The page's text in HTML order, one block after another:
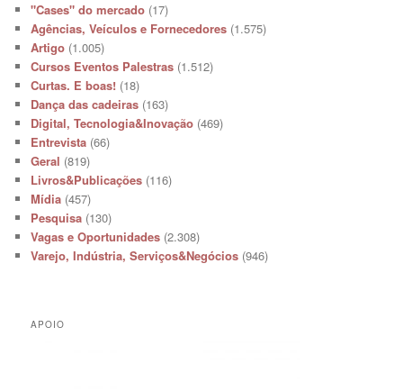
"Cases" do mercado (17)
Agências, Veículos e Fornecedores (1.575)
Artigo (1.005)
Cursos Eventos Palestras (1.512)
Curtas. E boas! (18)
Dança das cadeiras (163)
Digital, Tecnologia&Inovação (469)
Entrevista (66)
Geral (819)
Livros&Publicações (116)
Mídia (457)
Pesquisa (130)
Vagas e Oportunidades (2.308)
Varejo, Indústria, Serviços&Negócios (946)
APOIO